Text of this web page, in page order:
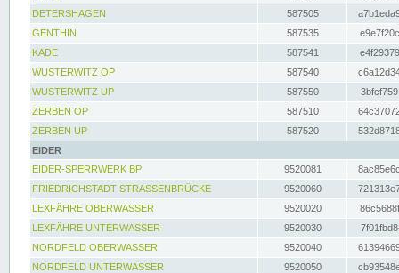
DETERSHAGEN
587505
GENTHIN
587535
KADE
587541
WUSTERWITZ OP
587540
WUSTERWITZ UP
587550
ZERBEN OP
587510
ZERBEN UP
587520
EIDER
EIDER-SPERRWERK BP
9520081
FRIEDRICHSTADT STRASSENBRÜCKE
9520060
LEXFÄHRE OBERWASSER
9520020
LEXFÄHRE UNTERWASSER
9520030
NORDFELD OBERWASSER
9520040
NORDFELD UNTERWASSER
9520050